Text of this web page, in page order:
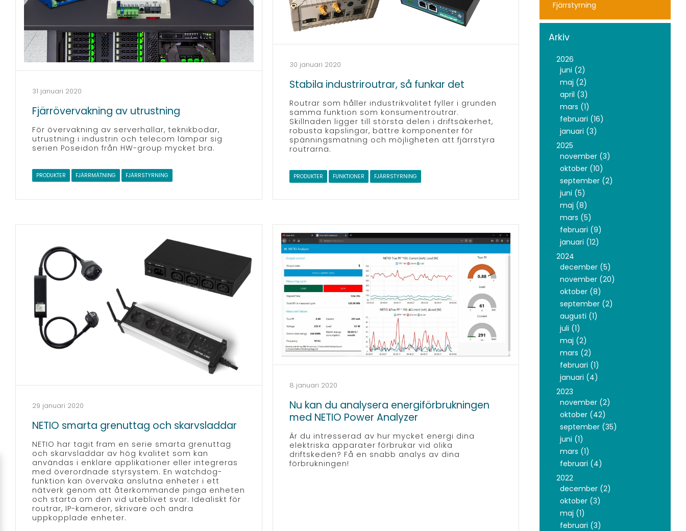
31 januari 2020
Fjärrövervakning av utrustning
För övervakning av serverhallar, teknikbodar,
utrustning i industrin och telecom lämpar sig
serien Poseidon från HW-group mycket bra.
PRODUKTER FJÄRRMÄTNING FJÄRRSTYRNING
30 januari 2020
Stabila industriroutrar, så funkar det
Routrar som håller industrikvalitet fyller i grunden
samma funktion som konsumentroutrar.
Skillnaden ligger till största delen i driftsäkerhet,
robusta kapslingar, bättre komponenter för
spänningsmatning och möjligheten att fjärrstyra
routrarna.
PRODUKTER FUNKTIONER FJÄRRSTYRNING
29 januari 2020
NETIO smarta grenuttag och skarvsladdar
NETIO har tagit fram en serie smarta grenuttag
och skarvsladdar av hög kvalitet som kan
användas i enklare applikationer eller integreras
med överordnade styrsystem. En watchdog-
funktion kan övervaka anslutna enheter i ett
nätverk genom att återkommande pinga enheten
och starta om den vid uteblivet svar. Idealiskt för
routrar, IP-kameror, skrivare och andra
uppkopplade enheter.
8 januari 2020
Nu kan du analysera energiförbrukningen
med NETIO Power Analyzer
Är du intresserad av hur mycket energi dina
elektriska apparater förbrukar vid olika
driftskeden? Få en snabb analys av dina
förbrukningen!
Fjärrstyrning
Arkiv
2026
juni (2)
maj (2)
april (3)
mars (1)
februari (16)
januari (3)
2025
november (3)
oktober (10)
september (2)
juni (5)
maj (8)
mars (5)
februari (9)
januari (12)
2024
december (5)
november (20)
oktober (8)
september (2)
augusti (1)
juli (1)
maj (2)
mars (2)
februari (1)
januari (4)
2023
november (2)
oktober (42)
september (35)
juni (1)
mars (1)
februari (4)
2022
december (2)
oktober (3)
maj (1)
februari (3)